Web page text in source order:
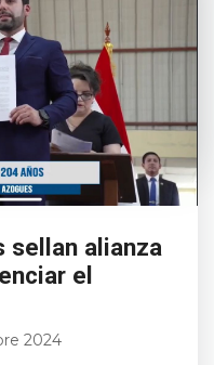
de
de los 204
sellan alianza
el
2024